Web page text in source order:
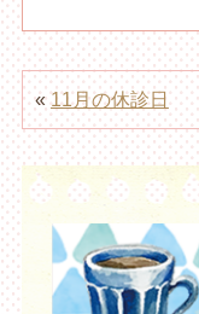
« 11月の休診日